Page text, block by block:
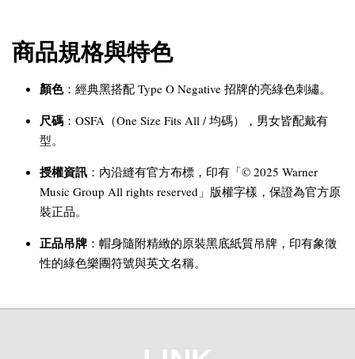
商品規格與特色
顏色：經典黑搭配 Type O Negative 招牌的亮綠色刺繡。
尺碼 ：OSFA（One Size Fits All / 均碼），男女皆配戴有
型。
授權資訊 ：內沿縫有官方布標，印有「© 2025 Warner
Music Group All rights reserved」版權字樣，保證為官方原
裝正品。
正品吊牌 ：帽身隨附精緻的原裝黑底紙質吊牌，印有象徵
性的綠色樂團符號與英文名稱。